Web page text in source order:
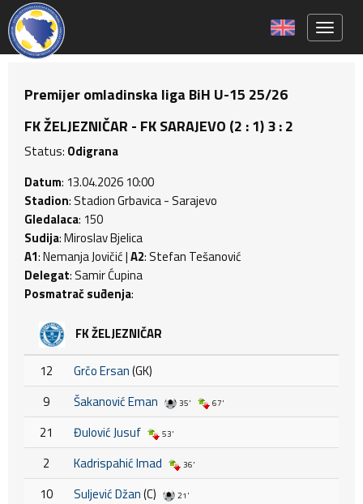
Premijer omladinska liga BiH U-15 25/26
FK ŽELJEZNIČAR - FK SARAJEVO (2 : 1) 3 : 2
Status: Odigrana
Datum: 13.04.2026 10:00
Stadion: Stadion Grbavica - Sarajevo
Gledalaca: 150
Sudija: Miroslav Bjelica
A1: Nemanja Jovičić |A2: Stefan Tešanović
Delegat: Samir Ćupina
Posmatrač suđenja:
FK ŽELJEZNIČAR
12 Grčo Ersan(GK)
9
Šakanović Eman 35' 67'
21 Đulović Jusuf 53'
2 Kadrispahić Imad 36'
10 Suljević Džan(C) 21'